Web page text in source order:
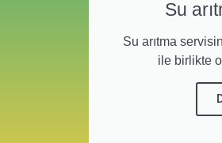
Su
Su arıtma
ile birlikte